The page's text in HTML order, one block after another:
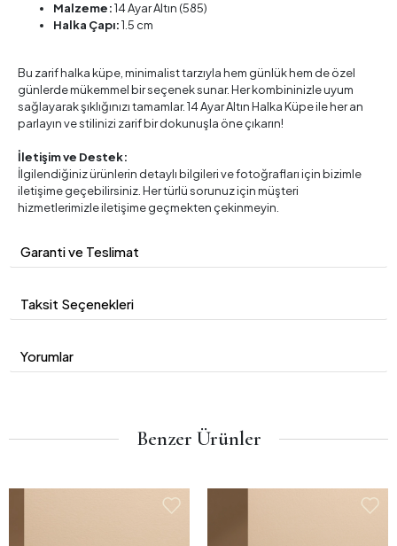
Malzeme:14 Ayar Altın (585)
Halka Çapı:1.5 cm
Bu zarif halka küpe, minimalist tarzıyla hem günlük hem de özel
günlerde mükemmel bir seçenek sunar. Her kombininizle uyum
sağlayarak şıklığınızı tamamlar. 14 Ayar Altın Halka Küpe ile her an
parlayın ve stilinizi zarif bir dokunuşla öne çıkarın!
İletişim ve Destek:
İlgilendiğiniz ürünlerin detaylı bilgileri ve fotoğrafları için bizimle
iletişime geçebilirsiniz. Her türlü sorunuz için müşteri
hizmetlerimizle iletişime geçmekten çekinmeyin.
Garanti ve Teslimat
Taksit Seçenekleri
Yorumlar
Benzer Ürünler